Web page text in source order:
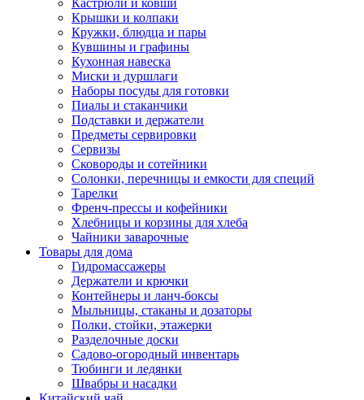
Кастрюли и ковши
Крышки и колпаки
Кружки, блюдца и пары
Кувшины и графины
Кухонная навеска
Миски и дуршлаги
Наборы посуды для готовки
Пиалы и стаканчики
Подставки и держатели
Предметы сервировки
Сервизы
Сковороды и сотейники
Солонки, перечницы и емкости для специй
Тарелки
Френч-прессы и кофейники
Хлебницы и корзины для хлеба
Чайники заварочные
Товары для дома
Гидромассажеры
Держатели и крючки
Контейнеры и ланч-боксы
Мыльницы, стаканы и дозаторы
Полки, стойки, этажерки
Разделочные доски
Садово-огородный инвентарь
Тюбинги и ледянки
Швабры и насадки